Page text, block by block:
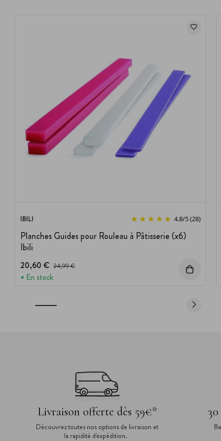
IBILI 4.8/5(28)
Planches Guides pour Rouleau à Pâtisserie (x6)
Ibili
20,60 € Prix avant réduction :
24,99 €
En stock
Livraison offerte dès 59€*
Découvrez toutes nos options de livraison et
la rapidité d'expédition.